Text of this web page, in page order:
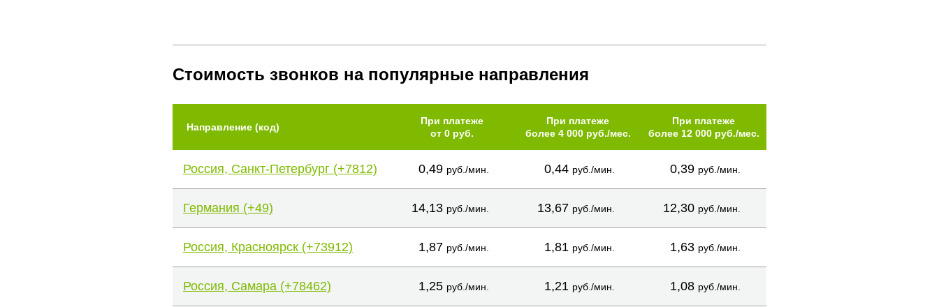
Стоимость звонков на популярные направления
Направление (код)
При платеже
от 0 руб.
При платеже
более 4 000 руб./мес.
При платеже
более 12 000 руб./мес.
Россия, Санкт-Петербург (+7812) 0,49 руб./мин. 0,44 руб./мин. 0,39 руб./мин.
Германия (+49) 14,13 руб./мин. 13,67 руб./мин. 12,30 руб./мин.
Россия, Красноярск (+73912) 1,87 руб./мин. 1,81 руб./мин. 1,63 руб./мин.
Россия, Самара (+78462) 1,25 руб./мин. 1,21 руб./мин. 1,08 руб./мин.